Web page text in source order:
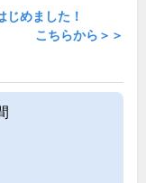
じめました！
こちらから＞＞